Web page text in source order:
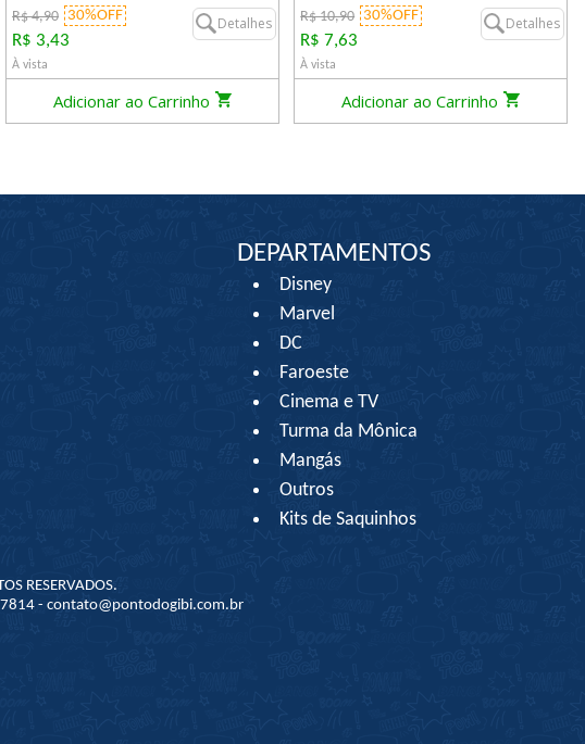
R$ 4,90 30%OFF
R$ 3,43
À vista
Detalhes
Adicionar ao Carrinho
R$ 10,90 30%OFF
R$ 7,63
À vista
Detalhes
Adicionar ao Carrinho
DEPARTAMENTOS
Disney
Marvel
DC
Faroeste
Cinema e TV
Turma da Mônica
Mangás
Outros
Kits de Saquinhos
RESERVADOS.
- contato@pontodogibi.com.br